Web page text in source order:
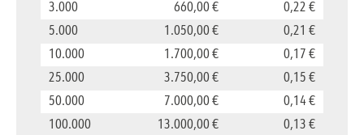
3.000 660,00 €
0,22 €
5.000
1.050,00 €
0,21 €
10.000
1.700,00 €
0,17 €
25.000
3.750,00 €
0,15 €
50.000
7.000,00 €
0,14 €
100.000
13.000,00 € 0,13 €